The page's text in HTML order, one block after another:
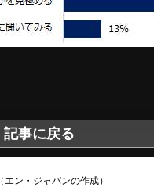
記事に戻る
（エン・ジャパンの作成）